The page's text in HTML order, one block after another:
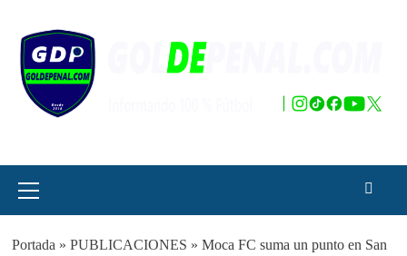
contenido
principal
Portada » PUBLICACIONES » Moca FC suma un punto en San